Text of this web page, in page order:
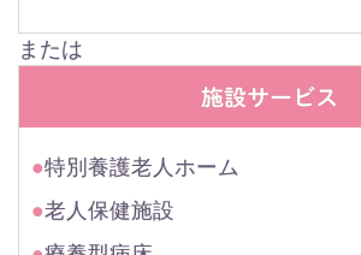
または
施設サービス
●特別養護老人ホーム
●老人保健施設